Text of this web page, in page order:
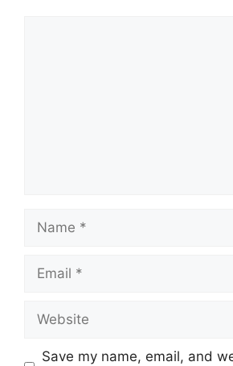
Name
Email
Website
Save my name, email, and